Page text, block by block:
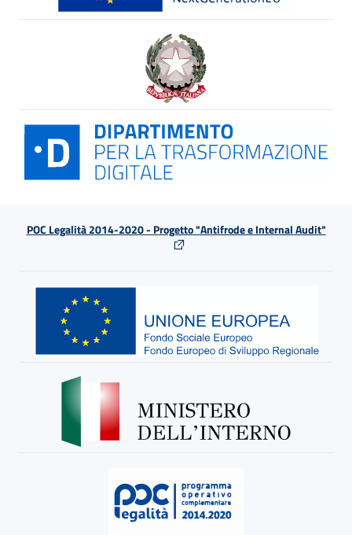
POC Legalità 2014-2020 - Progetto "Antifrode e Internal Audit"